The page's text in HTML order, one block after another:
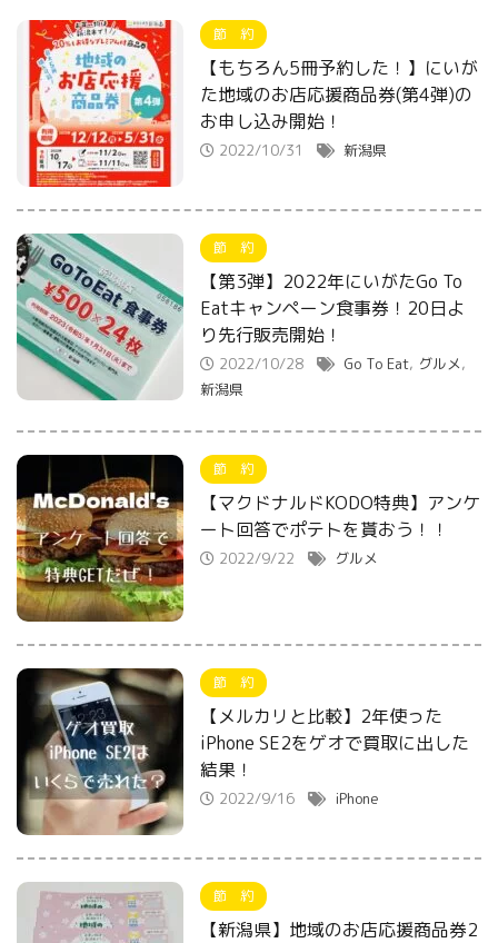
節 約
【もちろん5冊予約した！】にいが
た地域のお店応援商品券(第4弾)の
お申し込み開始！
2022/10/31 新潟県
節 約
【第3弾】2022年にいがたGo To
Eatキャンペーン食事券！20日よ
り先行販売開始！
2022/10/28 Go To Eat, グルメ,
新潟県
節 約
【マクドナルドKODO特典】アンケ
ート回答でポテトを貰おう！！
2022/9/22 グルメ
節 約
【メルカリと比較】2年使った
iPhone SE2をゲオで買取に出した
結果！
2022/9/16 iPhone
節 約
【新潟県】地域のお店応援商品券2